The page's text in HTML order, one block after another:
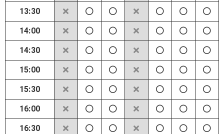
13:30
14:00
14:30
15:00
15:30
16:00
16:30